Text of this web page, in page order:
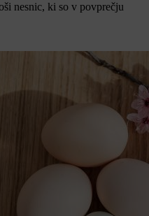
nesnic, ki so v povprečju